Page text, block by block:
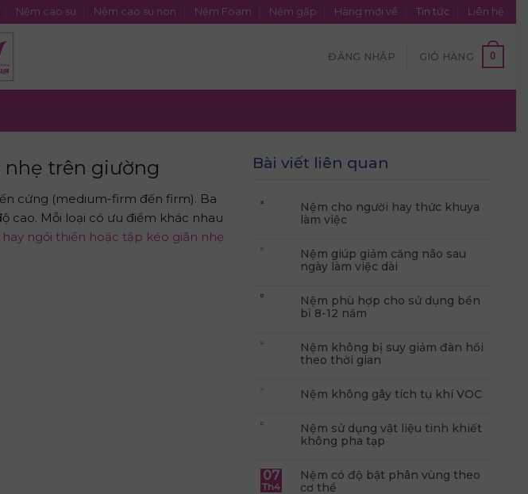
Nệm cao su Nệm cao su non Nệm Foam Nệm gấp Hàng mới về Tin tức Liên hệ
ĐĂNG NHẬP GIỎ HÀNG 0
nhẹ trên giường
cứng (medium-firm đến firm). Ba
cao. Mỗi loại có ưu điểm khác nhau
ngồi thiền hoặc tập kéo giãn nhẹ
Bài viết liên quan
Nệm cho người hay thức khuya
làm việc
Nệm giúp giảm căng não sau
ngày làm việc dài
Nệm phù hợp cho sử dụng bền
bỉ 8-12 năm
Nệm không bị suy giảm đàn hồi
theo thời gian
Nệm không gây tích tụ khí VOC
Nệm sử dụng vật liệu tinh khiết
không pha tạp
07
Th4
Nệm có độ bật phân vùng theo
cơ thể